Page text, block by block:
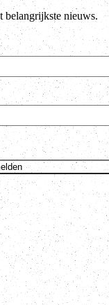
belangrijkste nieuws.